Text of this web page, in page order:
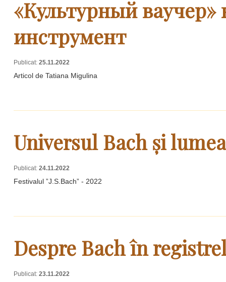
«Культурный ваучер»
инструмент
Publicat: 25.11.2022
Articol de Tatiana Migulina
Universul Bach și
Publicat: 24.11.2022
Festivalul ”J.S.Bach” - 2022
Despre Bach în
Publicat: 23.11.2022